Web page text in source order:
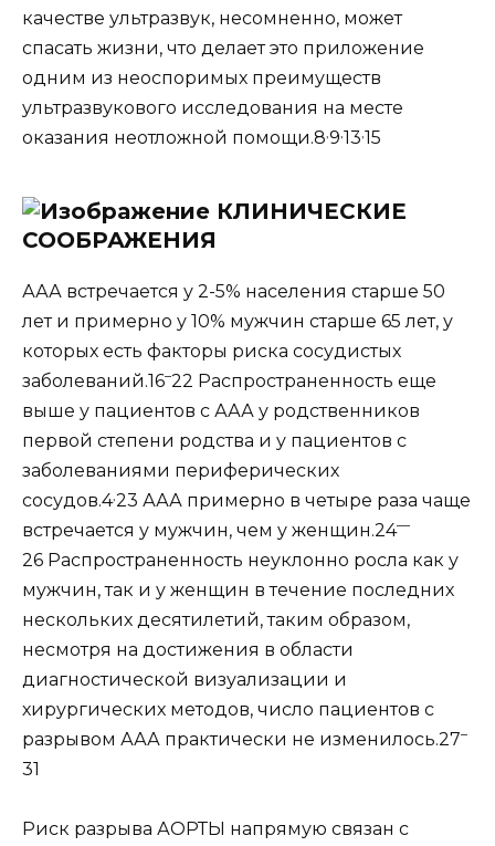
качестве ультразвук, несомненно, может
спасать жизни, что делает это приложение
одним из неоспоримых преимуществ
ультразвукового исследования на месте
оказания неотложной помощи.8,9,13,15
КЛИНИЧЕСКИЕ
СООБРАЖЕНИЯ
ААА встречается у 2-5% населения старше 50
лет и примерно у 10% мужчин старше 65 лет, у
которых есть факторы риска сосудистых
заболеваний.16–22 Распространенность еще
выше у пациентов с ААА у родственников
первой степени родства и у пациентов с
заболеваниями периферических
сосудов.4,23 ААА примерно в четыре раза чаще
встречается у мужчин, чем у женщин.24—
26 Распространенность неуклонно росла как у
мужчин, так и у женщин в течение последних
нескольких десятилетий, таким образом,
несмотря на достижения в области
диагностической визуализации и
хирургических методов, число пациентов с
разрывом ААА практически не изменилось.27–
31
Риск разрыва АОРТЫ напрямую связан с